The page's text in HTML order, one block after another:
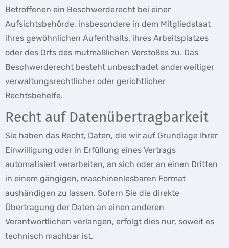
Betroffenen ein Beschwerderecht bei einer
Aufsichtsbehörde, insbesondere in dem Mitgliedstaat
ihres gewöhnlichen Aufenthalts, ihres Arbeitsplatzes
oder des Orts des mutmaßlichen Verstoßes zu. Das
Beschwerderecht besteht unbeschadet anderweitiger
verwaltungsrechtlicher oder gerichtlicher
Rechtsbehelfe.
Recht auf Daten­übertrag­barkeit
Sie haben das Recht, Daten, die wir auf Grundlage Ihrer
Einwilligung oder in Erfüllung eines Vertrags
automatisiert verarbeiten, an sich oder an einen Dritten
in einem gängigen, maschinenlesbaren Format
aushändigen zu lassen. Sofern Sie die direkte
Übertragung der Daten an einen anderen
Verantwortlichen verlangen, erfolgt dies nur, soweit es
technisch machbar ist.